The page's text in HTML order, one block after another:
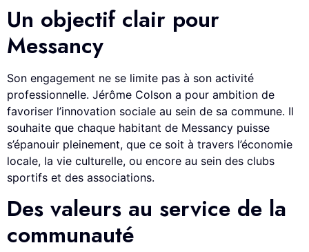
Un objectif clair pour
Messancy
Son engagement ne se limite pas à son activité
professionnelle. Jérôme Colson a pour ambition de
favoriser l’innovation sociale au sein de sa commune. Il
souhaite que chaque habitant de Messancy puisse
s’épanouir pleinement, que ce soit à travers l’économie
locale, la vie culturelle, ou encore au sein des clubs
sportifs et des associations.
Des valeurs au service de la
communauté